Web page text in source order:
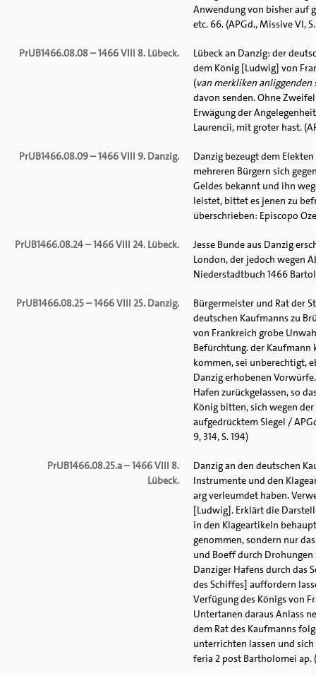
Anwendung von bisher auf
etc. 66. (APGd., Missive VI,
PrUB1466.08.08 – 1466 VIII 8. Lübeck.
Lübeck an Danzig: der
dem König [Ludwig] von
(van merkliken anliggenden
davon senden. Ohne
Erwägung der
Laurencii, mit groter hast.
PrUB1466.08.09 – 1466 VIII 9. Danzig.
Danzig bezeugt dem
mehreren Bürgern sich
Geldes bekannt und ihn
leistet, bittet es jenen zu
überschrieben: Episcopo
PrUB1466.08.24 – 1466 VIII 24. Lübeck.
Jesse Bunde aus Danzig
London, der jedoch wegen
Niederstadtbuch 1466
PrUB1466.08.25 – 1466 VIII 25. Danzig.
Bürgermeister und Rat der
deutschen Kaufmanns zu
von Frankreich grobe
Befürchtung. der Kaufmann
kommen, sei unberechtigt,
Danzig erhobenen
Hafen zurückgelassen, so
König bitten, sich wegen
aufgedrücktem Siegel /
9, 314, S. 194)
PrUB1466.08.25.a – 1466 VIII 8.
Lübeck.
Danzig an den deutschen
Instrumente und den
arg verleumdet haben.
[Ludwig]. Erklärt die
in den Klageartikeln
genommen, sondern nur
und Boeff durch Drohungen
Danziger Hafens durch das
des Schiffes] auffordern
Verfügung des Königs von
Untertanen daraus Anlass
dem Rat des Kaufmanns
unterrichten lassen und
feria 2 post Bartholomei ap.